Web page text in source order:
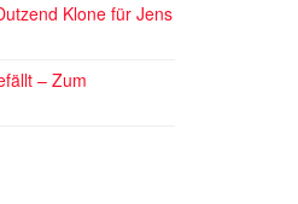
Klone für Jens
– Zum